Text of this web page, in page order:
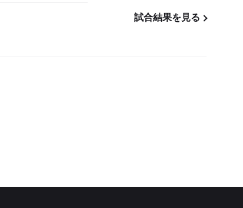
試合結果を見る